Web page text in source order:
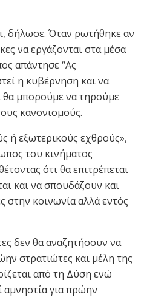
δήλωσε. Όταν ρωτήθηκε αν
να εργάζονται στα μέσα
απάντησε “Ας
η κυβέρνηση και να
θα μπορούμε να τηρούμε
κανονισμούς.
ή εξωτερικούς εχθρούς»,
του κινήματος
ότι θα επιτρέπεται
και να σπουδάζουν και
στην κοινωνία αλλά εντός
δεν θα αναζητήσουν να
στρατιώτες και μέλη της
από τη Δύση ενώ
αμνηστία για πρώην